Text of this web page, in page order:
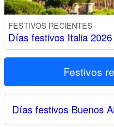
FESTIVOS RECIENTES
Días festivos Italia 2026
Festivos
Días festivos Buenos